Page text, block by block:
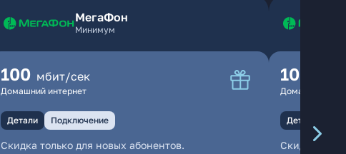
МегаФон
Минимум
100 мбит/сек
Домашний интернет
Детали Подключение
Скидка только для новых абонентов.
100
Домашний
Детали
Скидка